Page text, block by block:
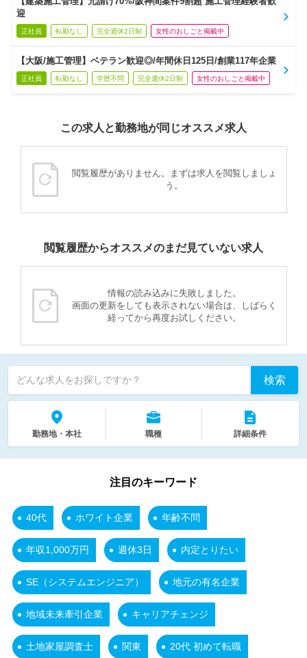
迎
正社員 転勤なし 完全週休2日制 女性のおしごと掲載中
【大阪/施工管理】ベテラン歓迎◎/年間休日125日/創業117年企業
正社員 転勤なし 学歴不問 完全週休2日制 女性のおしごと掲載中
この求人と勤務地が同じオススメ求人
閲覧履歴がありません。まずは求人を閲覧しましょ
う。
閲覧履歴からオススメのまだ見ていない求人
情報の読み込みに失敗しました。
画面の更新をしても表示されない場合は、しばらく
経ってから再度お試しください。
どんな求人をお探しですか？ 検索
勤務地・本社 職種 詳細条件
注目のキーワード
40代 ホワイト企業 年齢不問
年収1,000万円 週休3日 内定とりたい
SE（システムエンジニア） 地元の有名企業
地域未来牽引企業 キャリアチェンジ
土地家屋調査士 関東 20代 初めて転職